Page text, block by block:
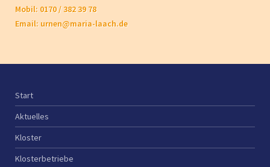
Mobil: 0170 / 382 39 78
Email: urnen@maria-laach.de
Start
Aktuelles
Kloster
Klosterbetriebe